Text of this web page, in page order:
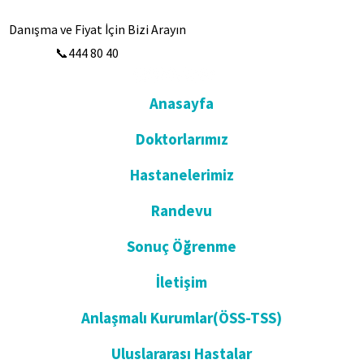
Danışma ve Fiyat İçin Bizi Arayın
📞444 80 40
Anasayfa
Doktorlarımız
Hastanelerimiz
Randevu
Sonuç Öğrenme
İletişim
Anlaşmalı Kurumlar(ÖSS-TSS)
Uluslararası Hastalar